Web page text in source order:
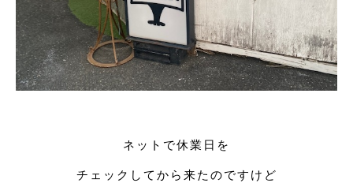
ネットで休業日を
チェックしてから来たのですけど